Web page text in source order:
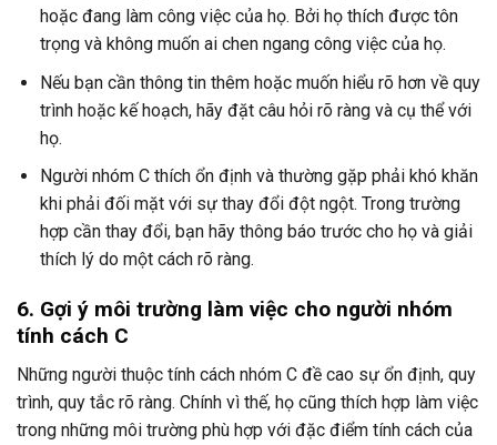
hoặc đang làm công việc của họ. Bởi họ thích được tôn
trọng và không muốn ai chen ngang công việc của họ.
Nếu bạn cần thông tin thêm hoặc muốn hiểu rõ hơn về quy
trình hoặc kế hoạch, hãy đặt câu hỏi rõ ràng và cụ thể với
họ.
Người nhóm C thích ổn định và thường gặp phải khó khăn
khi phải đối mặt với sự thay đổi đột ngột. Trong trường
hợp cần thay đổi, bạn hãy thông báo trước cho họ và giải
thích lý do một cách rõ ràng.
6. Gợi ý môi trường làm việc cho người nhóm
tính cách C
Những người thuộc tính cách nhóm C đề cao sự ổn định, quy
trình, quy tắc rõ ràng. Chính vì thế, họ cũng thích hợp làm việc
trong những môi trường phù hợp với đặc điểm tính cách của